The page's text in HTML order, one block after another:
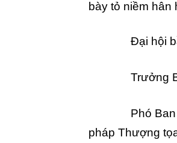
bày tỏ niềm hân
Đại hội
Trưởng
Phó
pháp Thượng